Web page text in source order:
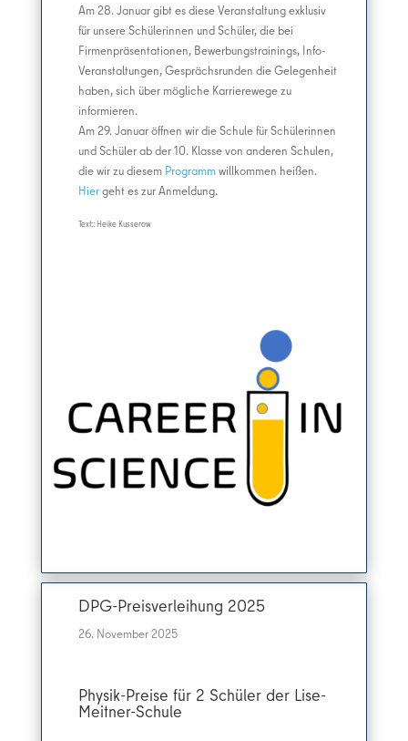
Am 28. Januar gibt es diese Veranstaltung exklusiv
für unsere Schülerinnen und Schüler, die bei
Firmenpräsentationen, Bewerbungstrainings, Info-
Veranstaltungen, Gesprächsrunden die Gelegenheit
haben, sich über mögliche Karrierewege zu
informieren.
Am 29. Januar öffnen wir die Schule für Schülerinnen
und Schüler ab der 10. Klasse von anderen Schulen,
die wir zu diesem Programmwillkommen heißen.
Hiergeht es zur Anmeldung.
Text:: Heike Kusserow
DPG-Preisverleihung 2025
26. November 2025
Physik-Preise für 2 Schüler der Lise-
Meitner-Schule